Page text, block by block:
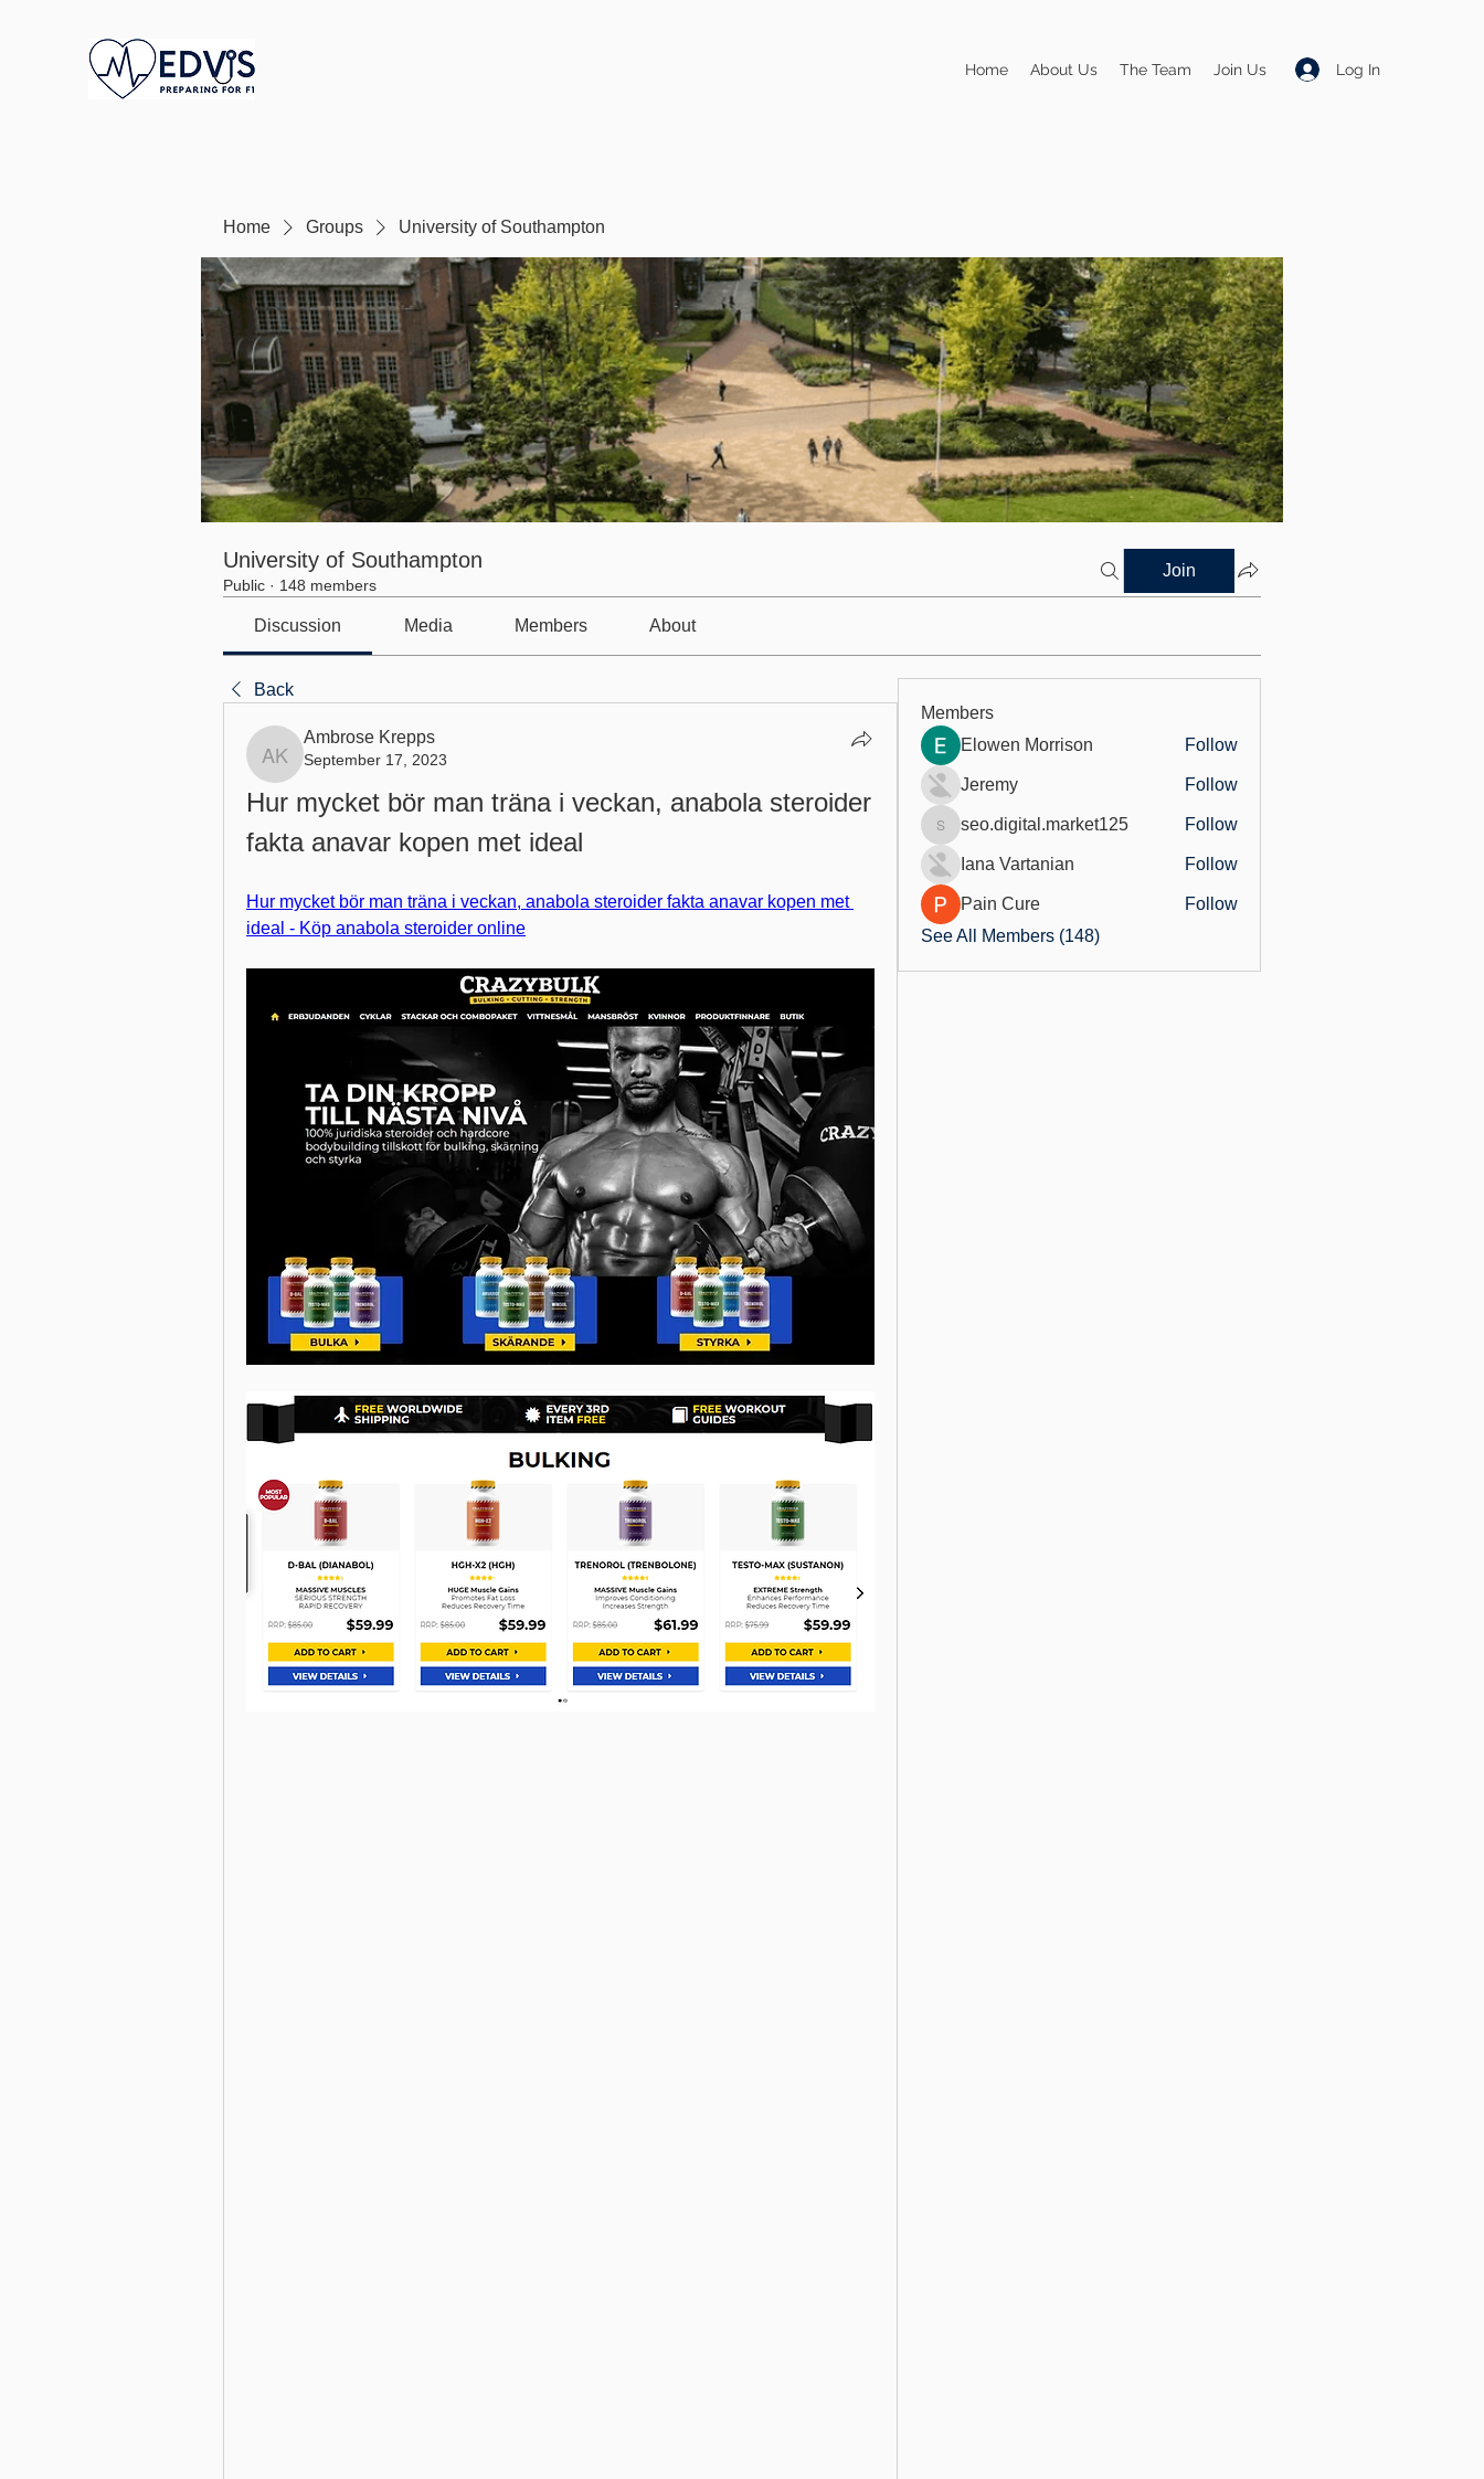
Log In
Home About Us The Team Join Us
Home Groups University of Southampton
University of Southampton
Public · 148 members
Join
Discussion Media Members About
Back
Ambrose Krepps
Ambrose Krepps
September 17, 2023
Hur mycket bör man träna i veckan, anabola steroider
fakta anavar kopen met ideal
Hur mycket bör man träna i veckan, anabola steroider fakta anavar kopen met
ideal - Köp anabola steroider online
Members
Elowen Morrison
Follow
Jeremy Follow
seo.digital.market125
seo.digital.market125 Follow
Iana Vartanian Follow
Pain Cure
Follow
See All Members (148)